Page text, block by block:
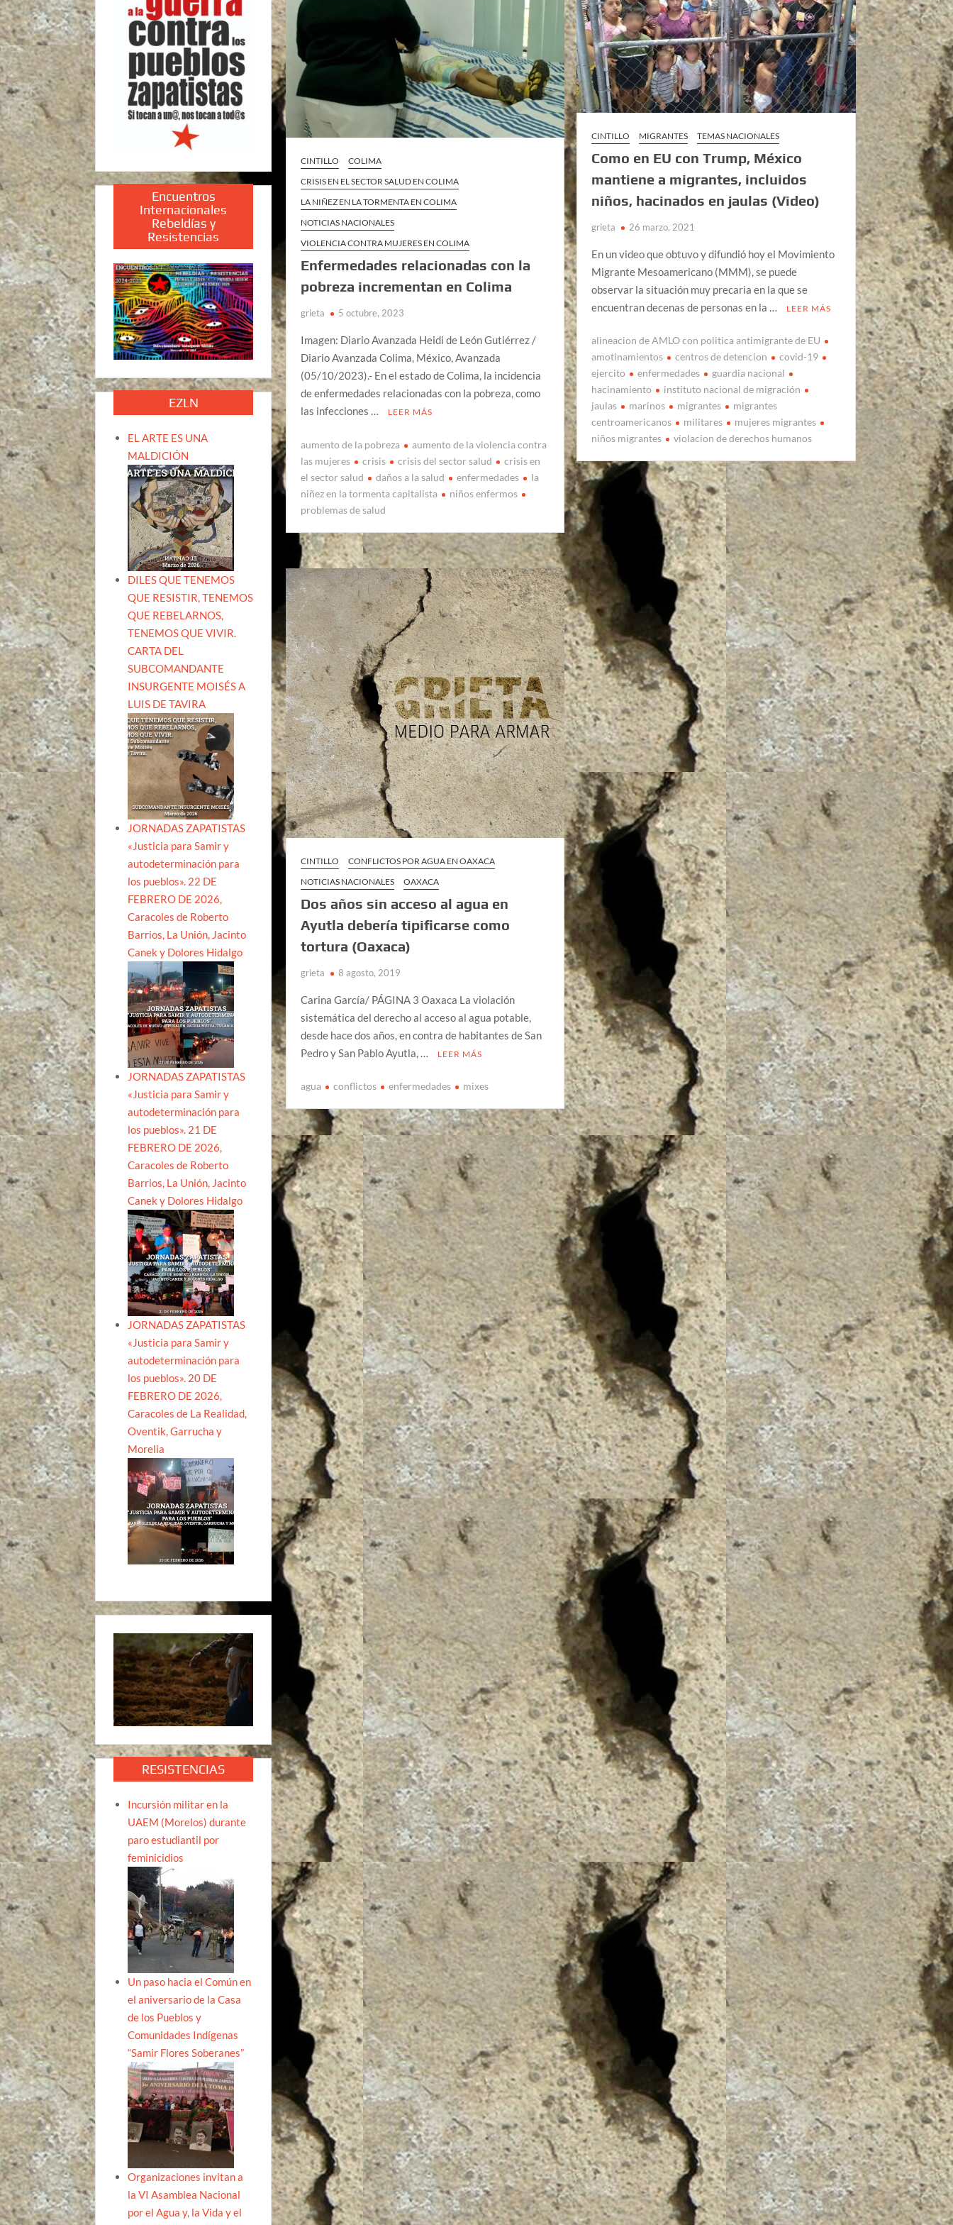
CINTILLO
COLIMA
CRISIS EN EL SECTOR SALUD EN COLIMA
LA NIÑEZ EN LA TORMENTA EN COLIMA
NOTICIAS NACIONALES
VIOLENCIA CONTRA MUJERES EN COLIMA
Enfermedades relacionadas con la
pobreza incrementan en Colima
grieta 5 octubre, 2023
Imagen: Diario Avanzada Heidi de León Gutiérrez /
Diario Avanzada Colima, México, Avanzada
(05/10/2023).- En el estado de Colima, la incidencia
de enfermedades relacionadas con la pobreza, como
las infecciones …
LEER MÁS
aumento de la pobreza
aumento de la violencia contra
las mujeres
crisis crisis del sector salud
crisis en
el sector salud
daños a la salud enfermedades
la
niñez en la tormenta capitalista
niños enfermos
problemas de salud
CINTILLO MIGRANTES TEMAS NACIONALES
Como en EU con Trump, México
mantiene a migrantes, incluidos
niños, hacinados en jaulas (Video)
grieta 26 marzo, 2021
En un video que obtuvo y difundió hoy el Movimiento
Migrante Mesoamericano (MMM), se puede
observar la situación muy precaria en la que se
encuentran decenas de personas en la …
LEER MÁS
alineacion de AMLO con politica antimigrante de EU
amotinamientos
centros de detencion
covid-19
ejercito
enfermedades
guardia nacional
hacinamiento
instituto nacional de migración
jaulas
marinos migrantes
migrantes
centroamericanos
militares
mujeres migrantes
niños migrantes
violacion de derechos humanos
CINTILLO
CONFLICTOS POR AGUA EN OAXACA
NOTICIAS NACIONALES
OAXACA
Dos años sin acceso al agua en
Ayutla debería tipificarse como
tortura (Oaxaca)
grieta 8 agosto, 2019
Carina García/ PÁGINA 3 Oaxaca La violación
sistemática del derecho al acceso al agua potable,
desde hace dos años, en contra de habitantes de San
Pedro y San Pablo Ayutla, …
LEER MÁS
agua conflictos enfermedades mixes
Encuentros
Internacionales
Rebeldías y
Resistencias
EZLN
EL ARTE ES UNA
MALDICIÓN
DILES QUE TENEMOS
QUE RESISTIR, TENEMOS
QUE REBELARNOS,
TENEMOS QUE VIVIR.
CARTA DEL
SUBCOMANDANTE
INSURGENTE MOISÉS A
LUIS DE TAVIRA
JORNADAS ZAPATISTAS
«Justicia para Samir y
autodeterminación para
los pueblos». 22 DE
FEBRERO DE 2026,
Caracoles de Roberto
Barrios, La Unión, Jacinto
Canek y Dolores Hidalgo
JORNADAS ZAPATISTAS
«Justicia para Samir y
autodeterminación para
los pueblos». 21 DE
FEBRERO DE 2026,
Caracoles de Roberto
Barrios, La Unión, Jacinto
Canek y Dolores Hidalgo
JORNADAS ZAPATISTAS
«Justicia para Samir y
autodeterminación para
los pueblos». 20 DE
FEBRERO DE 2026,
Caracoles de La Realidad,
Oventik, Garrucha y
Morelia
RESISTENCIAS
Incursión militar en la
UAEM (Morelos) durante
paro estudiantil por
feminicidios
Un paso hacia el Común en
el aniversario de la Casa
de los Pueblos y
Comunidades Indígenas
“Samir Flores Soberanes”
Organizaciones invitan a
la VI Asamblea Nacional
por el Agua y, la Vida y el